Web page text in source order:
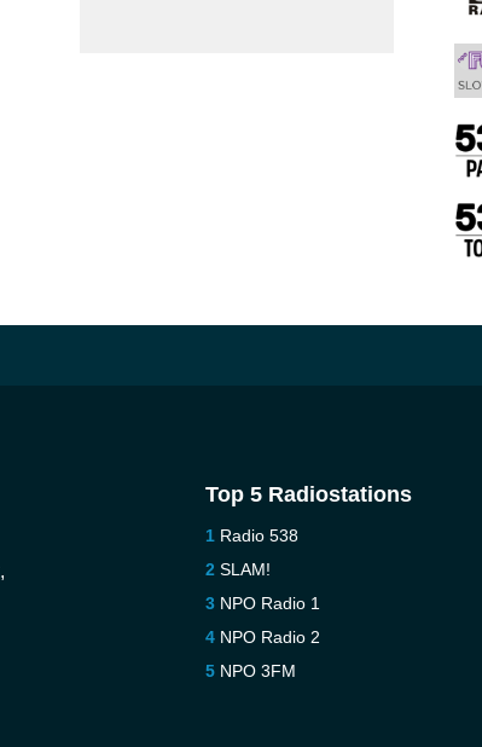
Top 5 Radiostations
Radio 538
SLAM!
NPO Radio 1
NPO Radio 2
NPO 3FM